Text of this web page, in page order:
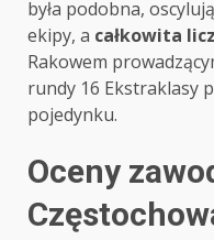
była podobna,
ekipy, a całkowita
Rakowem
rundy 16 Ekstraklasy
pojedynku.
Oceny